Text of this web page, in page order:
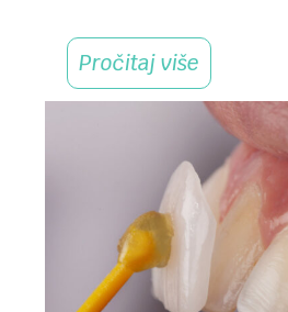
Pročitaj više